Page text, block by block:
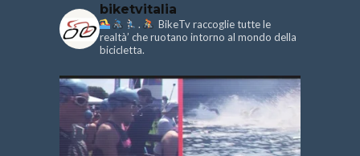
biketvitalia
.
BikeTv raccoglie tutte le
realtà’ che ruotano intorno al mondo della
bicicletta.